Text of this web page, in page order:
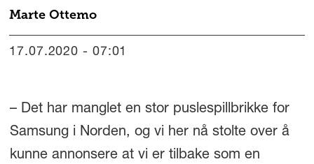
Marte Ottemo
17.07.2020 - 07:01
– Det har manglet en stor puslespillbrikke for
Samsung i Norden, og vi her nå stolte over å
kunne annonsere at vi er tilbake som en